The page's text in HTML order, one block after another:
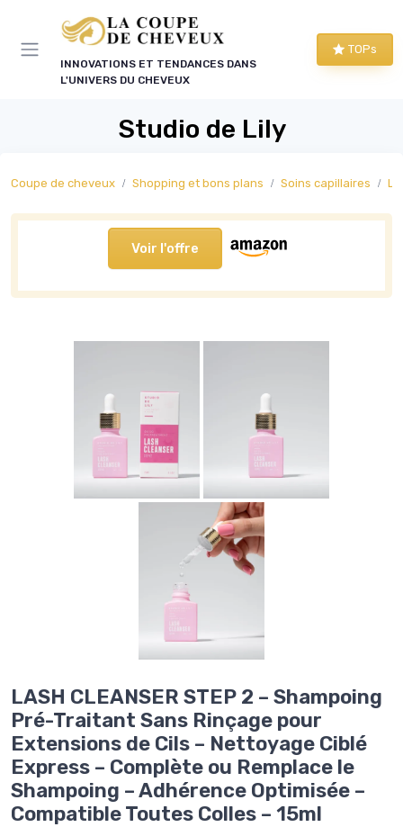
INNOVATIONS ET TENDANCES DANS
L'UNIVERS DU CHEVEUX
TOPs
Studio de Lily
Coupe de cheveux Shopping et bons plans Soins capillaires
Voir l'offre
LASH CLEANSER STEP 2 – Shampoing
Pré-Traitant Sans Rinçage pour
Extensions de Cils – Nettoyage Ciblé
Express – Complète ou Remplace le
Shampoing – Adhérence Optimisée –
Compatible Toutes Colles – 15ml